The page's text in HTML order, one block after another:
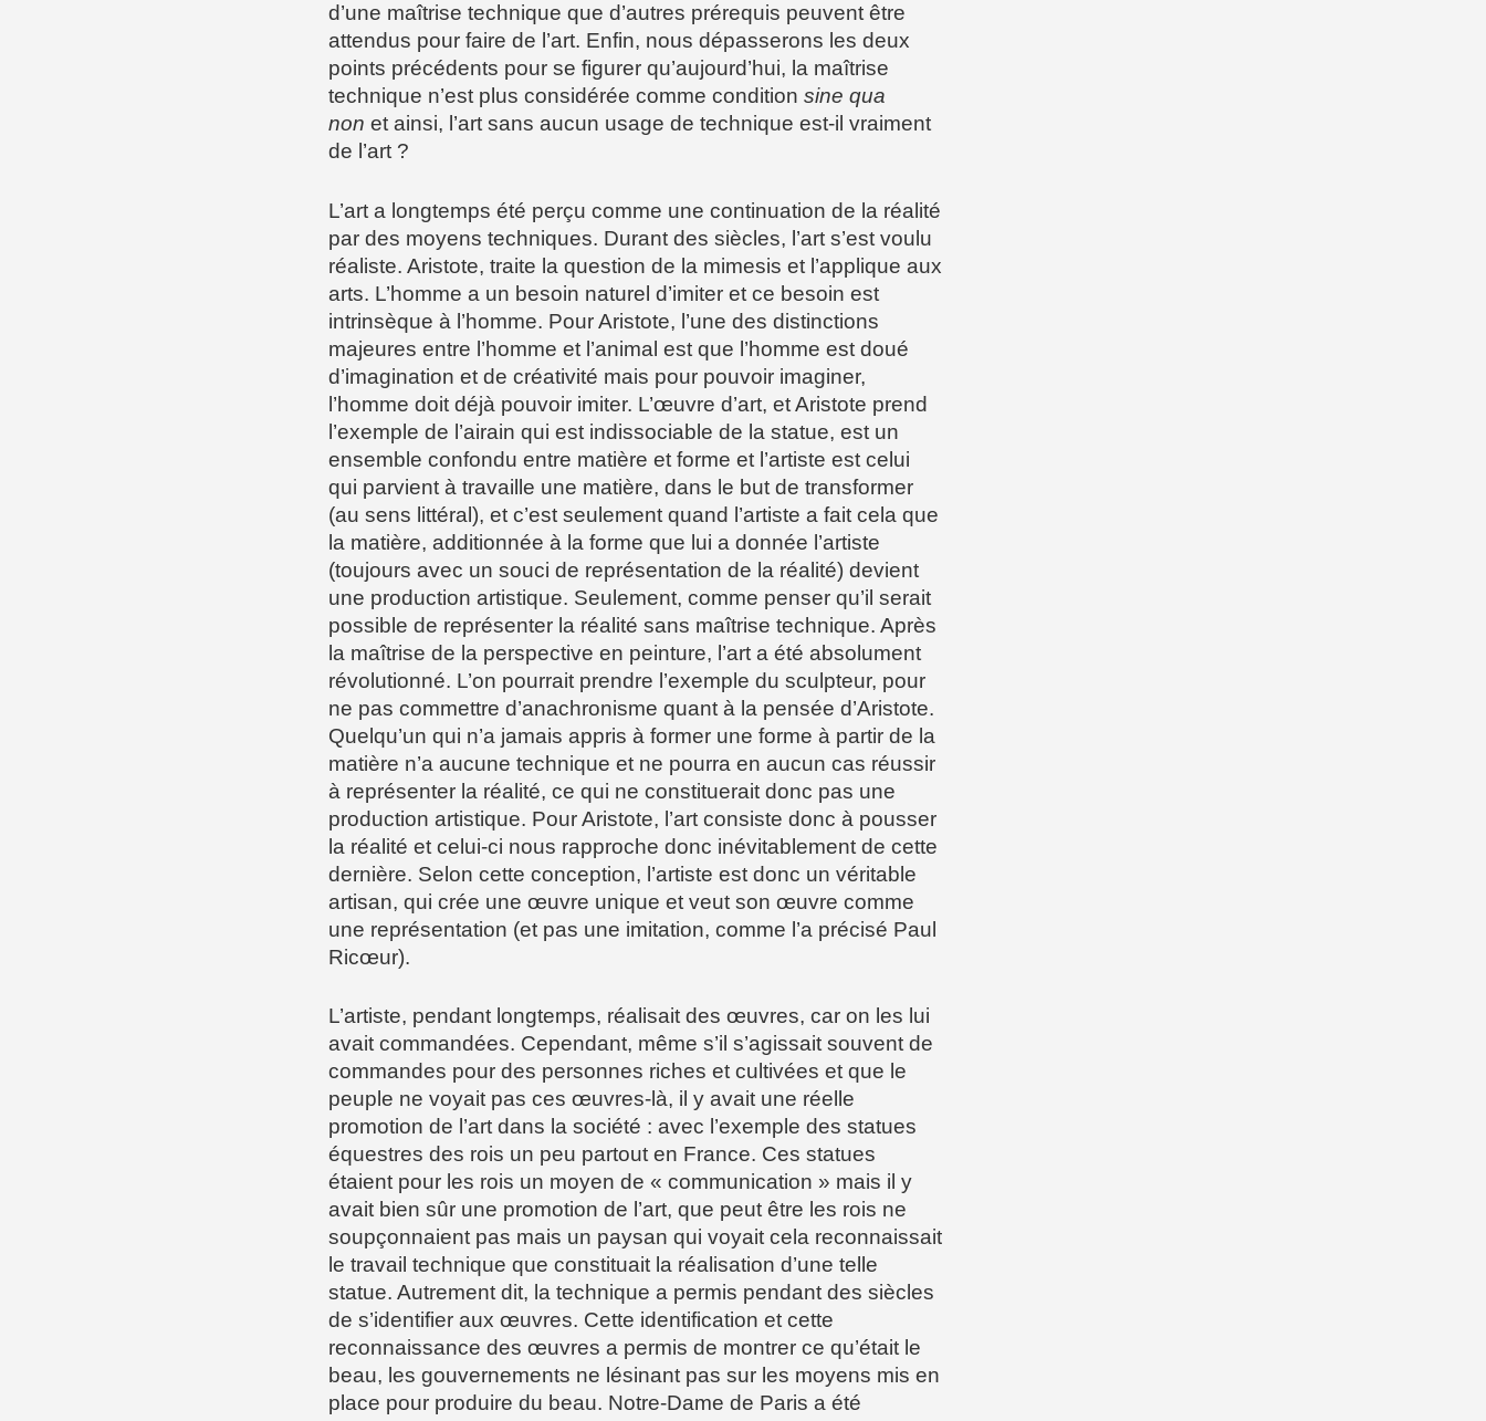
d’une maîtrise technique que d’autres prérequis peuvent être
attendus pour faire de l’art. Enfin, nous dépasserons les deux
points précédents pour se figurer qu’aujourd’hui, la maîtrise
technique n’est plus considérée comme condition sine qua
non et ainsi, l’art sans aucun usage de technique est-il vraiment
de l’art ?
L’art a longtemps été perçu comme une continuation de la réalité
par des moyens techniques. Durant des siècles, l’art s’est voulu
réaliste. Aristote, traite la question de la mimesis et l’applique aux
arts. L’homme a un besoin naturel d’imiter et ce besoin est
intrinsèque à l’homme. Pour Aristote, l’une des distinctions
majeures entre l’homme et l’animal est que l’homme est doué
d’imagination et de créativité mais pour pouvoir imaginer,
l’homme doit déjà pouvoir imiter. L’œuvre d’art, et Aristote prend
l’exemple de l’airain qui est indissociable de la statue, est un
ensemble confondu entre matière et forme et l’artiste est celui
qui parvient à travaille une matière, dans le but de transformer
(au sens littéral), et c’est seulement quand l’artiste a fait cela que
la matière, additionnée à la forme que lui a donnée l’artiste
(toujours avec un souci de représentation de la réalité) devient
une production artistique. Seulement, comme penser qu’il serait
possible de représenter la réalité sans maîtrise technique. Après
la maîtrise de la perspective en peinture, l’art a été absolument
révolutionné. L’on pourrait prendre l’exemple du sculpteur, pour
ne pas commettre d’anachronisme quant à la pensée d’Aristote.
Quelqu’un qui n’a jamais appris à former une forme à partir de la
matière n’a aucune technique et ne pourra en aucun cas réussir
à représenter la réalité, ce qui ne constituerait donc pas une
production artistique. Pour Aristote, l’art consiste donc à pousser
la réalité et celui-ci nous rapproche donc inévitablement de cette
dernière. Selon cette conception, l’artiste est donc un véritable
artisan, qui crée une œuvre unique et veut son œuvre comme
une représentation (et pas une imitation, comme l’a précisé Paul
Ricœur).
L’artiste, pendant longtemps, réalisait des œuvres, car on les lui
avait commandées. Cependant, même s’il s’agissait souvent de
commandes pour des personnes riches et cultivées et que le
peuple ne voyait pas ces œuvres-là, il y avait une réelle
promotion de l’art dans la société : avec l’exemple des statues
équestres des rois un peu partout en France. Ces statues
étaient pour les rois un moyen de « communication » mais il y
avait bien sûr une promotion de l’art, que peut être les rois ne
soupçonnaient pas mais un paysan qui voyait cela reconnaissait
le travail technique que constituait la réalisation d’une telle
statue. Autrement dit, la technique a permis pendant des siècles
de s’identifier aux œuvres. Cette identification et cette
reconnaissance des œuvres a permis de montrer ce qu’était le
beau, les gouvernements ne lésinant pas sur les moyens mis en
place pour produire du beau. Notre-Dame de Paris a été